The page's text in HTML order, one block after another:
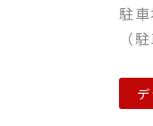
駐
（